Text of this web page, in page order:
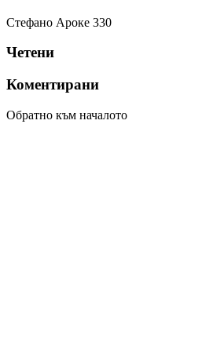
Стефано Ароке 330
Четени
Коментирани
Обратно към началото